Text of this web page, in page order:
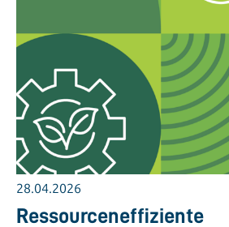
28.04.2026
Ressourceneffiziente